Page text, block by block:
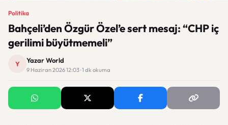
Politika
Bahçeli’den Özgür Özel’e sert mesaj: “CHP iç
gerilimi büyütmemeli”
Y Yazar World
9 Haziran 2026 12:03 · 1 dk okuma